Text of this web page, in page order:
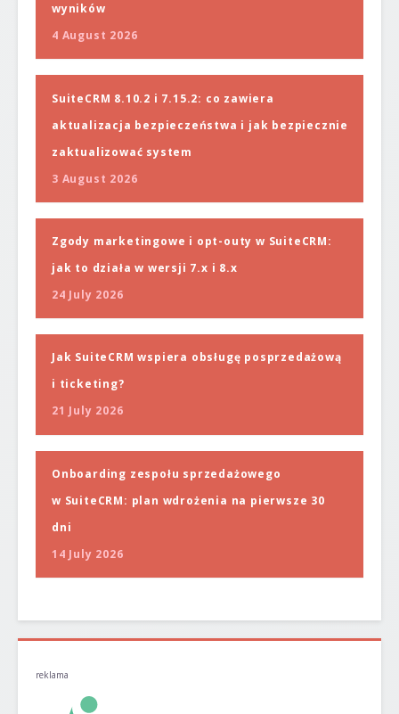
wyników
4 August 2026
SuiteCRM 8.10.2 i 7.15.2: co zawiera
aktualizacja bezpieczeństwa i jak bezpiecznie
zaktualizować system
3 August 2026
Zgody marketingowe i opt-outy w SuiteCRM:
jak to działa w wersji 7.x i 8.x
24 July 2026
Jak SuiteCRM wspiera obsługę posprzedażową
i ticketing?
21 July 2026
Onboarding zespołu sprzedażowego
w SuiteCRM: plan wdrożenia na pierwsze 30
dni
14 July 2026
reklama